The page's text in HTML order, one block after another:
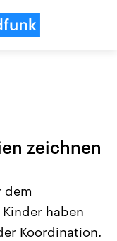
zeichnen
dem
haben
Koordination.